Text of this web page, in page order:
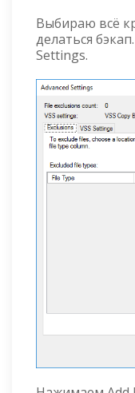
Выбираю всё
делаться
Settings.